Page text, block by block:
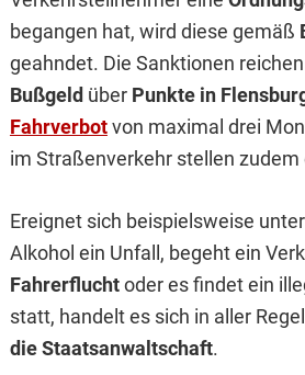
begangen hat, wird diese gemäß
geahndet. Die Sanktionen
Bußgeld über Punkte in
Fahrverbotvon maximal drei
im Straßenverkehr stellen zudem
Ereignet sich beispielsweise
Alkohol ein Unfall, begeht ein
Fahrerfluchtoder es findet ein
statt, handelt es sich in aller
die Staatsanwaltschaft.